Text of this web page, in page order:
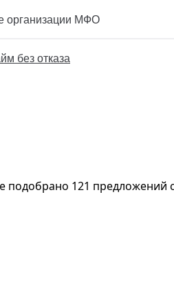
организации МФО
без отказа
121 предложений